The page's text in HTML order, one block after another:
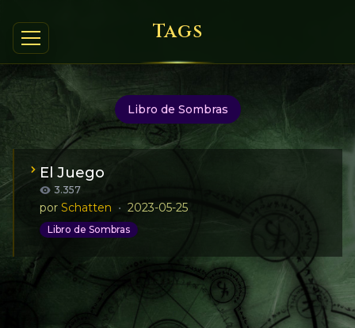
Tags
Libro de Sombras
El Juego
3.357
por Schatten • 2023-05-25
Libro de Sombras
Experimento de alteración de la percepción.